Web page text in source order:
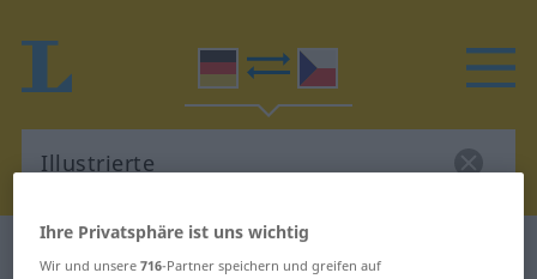
Ihre Privatsphäre ist uns wichtig
Wir und unsere716-Partner speichern und greifen auf